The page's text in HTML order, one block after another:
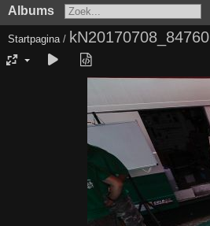
Albums
Startpagina/ kN20170708_84760